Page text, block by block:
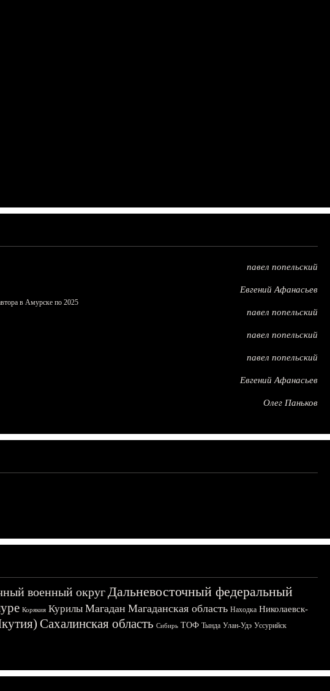
павел попельский
Евгений Афанасьев
в Амурске по 2025
павел попельский
павел попельский
павел попельский
Евгений Афанасьев
Олег Паньков
военный округДальневосточный федеральный
Корякия Курилы Магадан Магаданская область Находка Николаевск-
Сахалинская область Сибирь ТОФ Тында Улан-Удэ Уссурийск